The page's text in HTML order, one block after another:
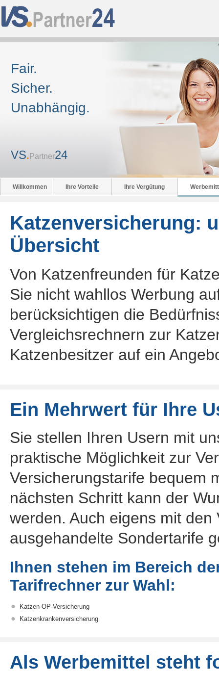
Fair.
Sicher.
Unabhängig.
VS. Partner24
Willkommen Ihre Vorteile Ihre Vergütung
Katzenversicherung:
Übersicht
Von Katzenfreunden für
Sie nicht wahllos Werbung
berücksichtigen die
Vergleichsrechnern zur
Katzenbesitzer auf ein
Ein Mehrwert für Ihre
Sie stellen Ihren Usern mit
praktische Möglichkeit zur
Versicherungstarife bequem
nächsten Schritt kann der
werden. Auch eigens mit
ausgehandelte Sondertarife
Ihnen stehen im Bereich
Tarifrechner zur Wahl:
Katzen-OP-Versicherung
Katzenkrankenversicherung
Als Werbemittel steht